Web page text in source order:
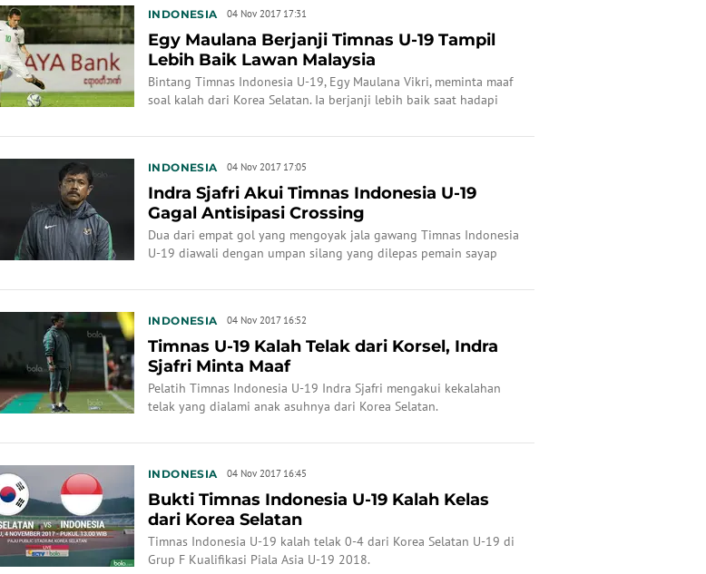
INDONESIA 04 Nov 2017 17:31
Egy Maulana Berjanji Timnas U-19 Tampil
Lebih Baik Lawan Malaysia
Bintang Timnas Indonesia U-19, Egy Maulana Vikri, meminta maaf
soal kalah dari Korea Selatan. Ia berjanji lebih baik saat hadapi
INDONESIA 04 Nov 2017 17:05
Indra Sjafri Akui Timnas Indonesia U-19
Gagal Antisipasi Crossing
Dua dari empat gol yang mengoyak jala gawang Timnas Indonesia
U-19 diawali dengan umpan silang yang dilepas pemain sayap
INDONESIA 04 Nov 2017 16:52
Timnas U-19 Kalah Telak dari Korsel, Indra
Sjafri Minta Maaf
Pelatih Timnas Indonesia U-19 Indra Sjafri mengakui kekalahan
telak yang dialami anak asuhnya dari Korea Selatan.
INDONESIA 04 Nov 2017 16:45
Bukti Timnas Indonesia U-19 Kalah Kelas
dari Korea Selatan
Timnas Indonesia U-19 kalah telak 0-4 dari Korea Selatan U-19 di
Grup F Kualifikasi Piala Asia U-19 2018.